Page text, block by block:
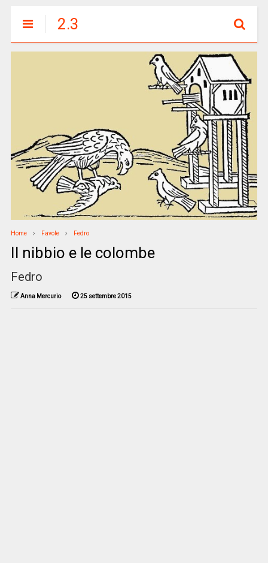
2.3
Home Favole Fedro
Il nibbio e le colombe
Fedro
Anna Mercurio 25 settembre 2015